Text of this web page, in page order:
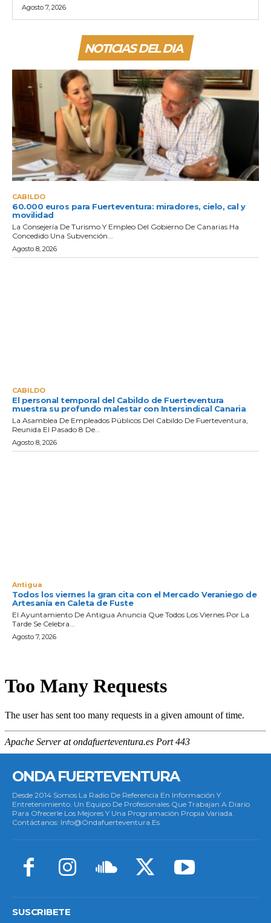
Agosto 7, 2026
NOTICIAS DEL DIA
CABILDO
60.000 euros para Fuerteventura: miradores, cielo, cal y
movilidad
La Consejería De Turismo Y Empleo Del Gobierno De Canarias Ha
Concedido Una Subvención...
Agosto 8, 2026
CABILDO
El personal temporal del Cabildo de Fuerteventura
muestra su profundo malestar con Intersindical Canaria
La Asamblea De Empleados Públicos Del Cabildo De Fuerteventura,
Reunida El Pasado 8 De...
Agosto 8, 2026
Antigua
Todos los viernes la gran cita con el Mercado Veraniego de
Artesanía en Caleta de Fuste
El Ayuntamiento De Antigua Anuncia Que Todos Los Viernes Por La
Tarde Se Celebra...
Agosto 7, 2026
ONDA FUERTEVENTURA
Desde 2014 Somos La Radio De Referencia En Información Y
Entretenimiento. Un Equipo De Profesionales Que Trabajan A Diario
Para Ofrecerle Los Mejores Y Una Programación Propia Variada.
Contáctanos: Info@ondafuerteventura.es
SUSCRIBETE